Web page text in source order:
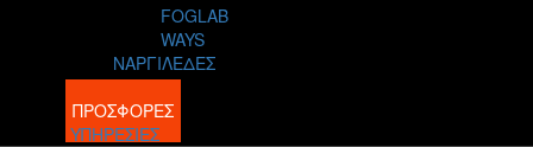
FOGLAB
WAYS
ΝΑΡΓΙΛΕΔΕΣ
BLOG
ΠΡΟΣΦΟΡΕΣ
ΥΠΗΡΕΣΙΕΣ